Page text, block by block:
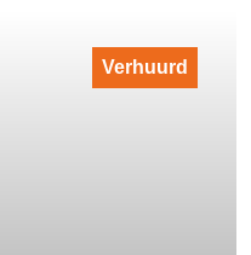
Verhuurd